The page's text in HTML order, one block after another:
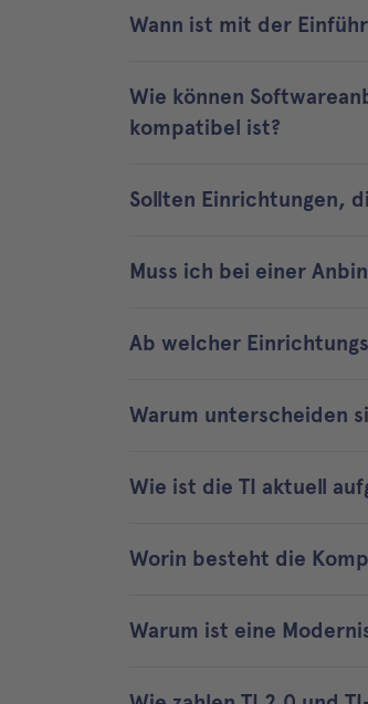
Wann ist mit der
Wie können
kompatibel ist?
Sollten Einrichtungen,
Muss ich bei einer
Ab welcher
Warum unterscheiden
Wie ist die TI aktuell
Worin besteht die
Warum ist eine